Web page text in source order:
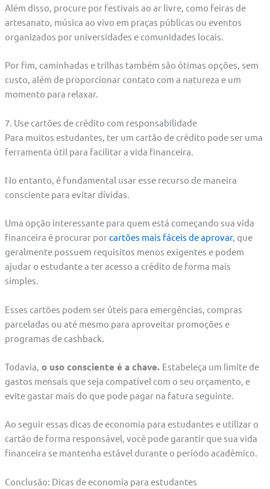
Além disso, procure por festivais ao ar livre, como feiras de
artesanato, música ao vivo em praças públicas ou eventos
organizados por universidades e comunidades locais.
Por fim, caminhadas e trilhas também são ótimas opções, sem
custo, além de proporcionar contato com a natureza e um
momento para relaxar.
7. Use cartões de crédito com responsabilidade
Para muitos estudantes, ter um cartão de crédito pode ser uma
ferramenta útil para facilitar a vida financeira.
No entanto, é fundamental usar esse recurso de maneira
consciente para evitar dívidas.
Uma opção interessante para quem está começando sua vida
financeira é procurar porcartões mais fáceis de aprovar, que
geralmente possuem requisitos menos exigentes e podem
ajudar o estudante a ter acesso a crédito de forma mais
simples.
Esses cartões podem ser úteis para emergências, compras
parceladas ou até mesmo para aproveitar promoções e
programas de cashback.
Todavia, o uso consciente é a chave. Estabeleça um limite de
gastos mensais que seja compatível com o seu orçamento, e
evite gastar mais do que pode pagar na fatura seguinte.
Ao seguir essas dicas de economia para estudantes e utilizar o
cartão de forma responsável, você pode garantir que sua vida
financeira se mantenha estável durante o período acadêmico.
Conclusão: Dicas de economia para estudantes